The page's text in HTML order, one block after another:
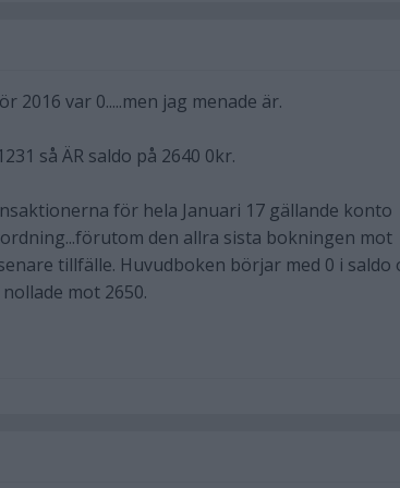
2016 var 0.....men jag menade är.
så ÄR saldo på 2640 0kr.
för hela Januari 17 gällande konto
den allra sista bokningen mot
tillfälle. Huvudboken börjar med 0 i saldo
mot 2650.